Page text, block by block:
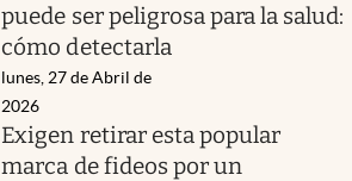
puede ser peligrosa para la salud:
cómo detectarla
lunes, 27 de Abril de
2026
Exigen retirar esta popular
marca de fideos por un